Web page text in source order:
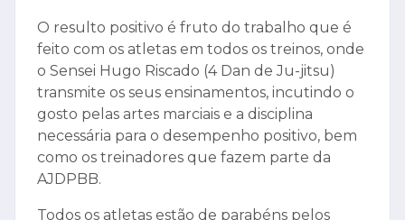
O resulto positivo é fruto do trabalho que é
feito com os atletas em todos os treinos, onde
o Sensei Hugo Riscado (4 Dan de Ju-jitsu)
transmite os seus ensinamentos, incutindo o
gosto pelas artes marciais e a disciplina
necessária para o desempenho positivo, bem
como os treinadores que fazem parte da
AJDPBB.
Todos os atletas estão de parabéns pelos